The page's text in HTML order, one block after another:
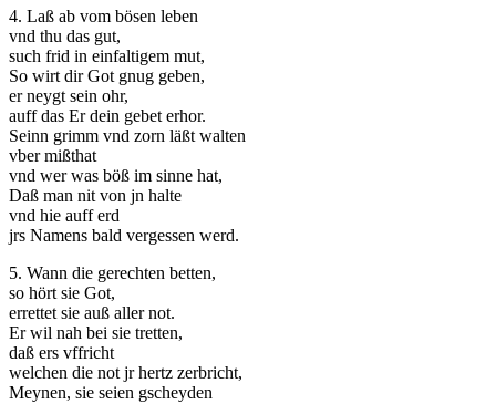
4. Laß ab vom bösen leben
vnd thu das gut,
such frid in einfaltigem mut,
So wirt dir Got gnug geben,
er neygt sein ohr,
auff das Er dein gebet erhor.
Seinn grimm vnd zorn läßt walten
vber mißthat
vnd wer was böß im sinne hat,
Daß man nit von jn halte
vnd hie auff erd
jrs Namens bald vergessen werd.
5. Wann die gerechten betten,
so hört sie Got,
errettet sie auß aller not.
Er wil nah bei sie tretten,
daß ers vffricht
welchen die not jr hertz zerbricht,
Meynen, sie seien gscheyden